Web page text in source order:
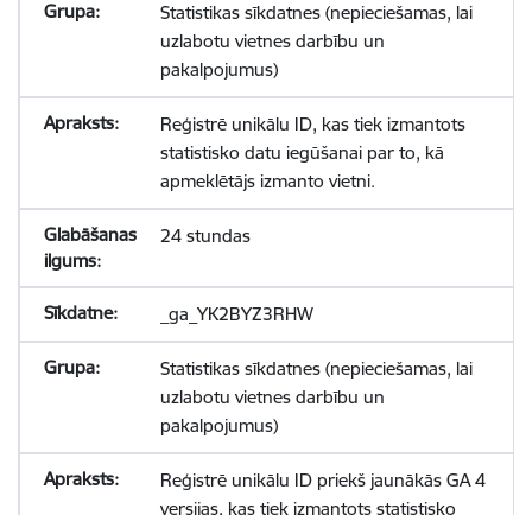
Statistikas sīkdatnes (nepieciešamas, lai
uzlabotu vietnes darbību un
pakalpojumus)
Reģistrē unikālu ID, kas tiek izmantots
statistisko datu iegūšanai par to, kā
apmeklētājs izmanto vietni.
24 stundas
_ga_YK2BYZ3RHW
Statistikas sīkdatnes (nepieciešamas, lai
uzlabotu vietnes darbību un
pakalpojumus)
Reģistrē unikālu ID priekš jaunākās GA 4
versijas, kas tiek izmantots statistisko